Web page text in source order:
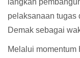
pelaksanaan tugas
Demak sebagai
Melalui